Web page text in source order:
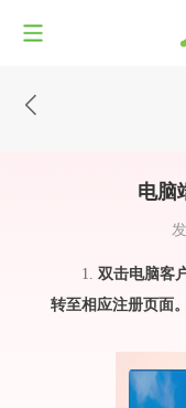
电脑
1. 双击电脑客
转至相应注册页面。